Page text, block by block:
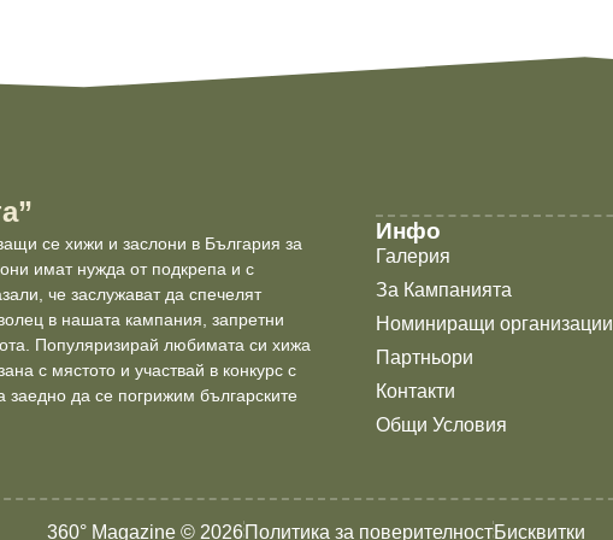
се хижи и заслони в България за
имат нужда от подкрепа и с
че заслужават да спечелят
в нашата кампания, запретни
Популяризирай любимата си хижа
с мястото и участвай в конкурс с
да се погрижим българските
Инфо
Галерия
За Кампанията
Номиниращи организации
Партньори
Контакти
Общи Условия
360° Magazine © 2026Политика за поверителностБисквитки